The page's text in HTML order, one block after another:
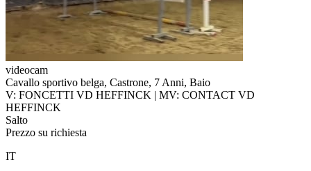
videocam
Cavallo sportivo belga, Castrone, 7 Anni, Baio
V: FONCETTI VD HEFFINCK | MV: CONTACT VD
HEFFINCK
Salto
Prezzo su richiesta
IT